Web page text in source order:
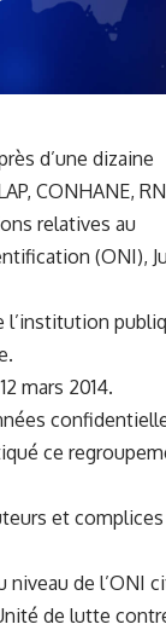
d’une dizaine
CONHANE,
relatives au
(ONI),
mars 2014.
ce
et complices
niveau de l’ONI
de lutte